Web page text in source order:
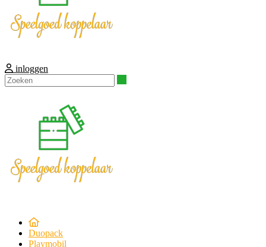
inloggen
Duopack
Playmobil